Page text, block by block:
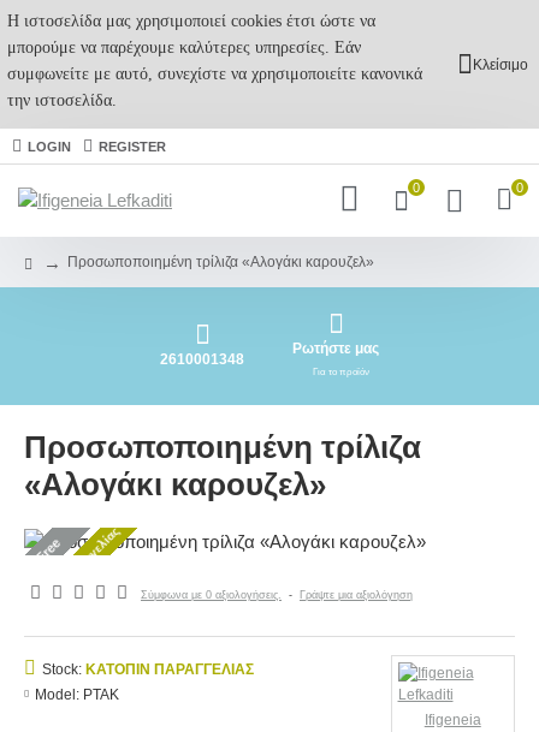
Η ιστοσελίδα μας χρησιμοποιεί cookies έτσι ώστε να
μπορούμε να παρέχουμε καλύτερες υπηρεσίες. Εάν
συμφωνείτε με αυτό, συνεχίστε να χρησιμοποιείτε κανονικά
την ιστοσελίδα.
Κλείσιμο
LOGIN REGISTER
0 0
Προσωποποιημένη τρίλιζα «Αλογάκι καρουζελ»
2610001348
Ρωτήστε μας
Για το προϊόν
Προσωποποιημένη τρίλιζα
«Αλογάκι καρουζελ»
Free
Κατόπιν παραγγελίας Σύμφωνα με 0 αξιολογήσεις. - Γράψτε μια αξιολόγηση
Stock: ΚΑΤΌΠΙΝ ΠΑΡΑΓΓΕΛΊΑΣ
Model: PTAK
Ifigeneia